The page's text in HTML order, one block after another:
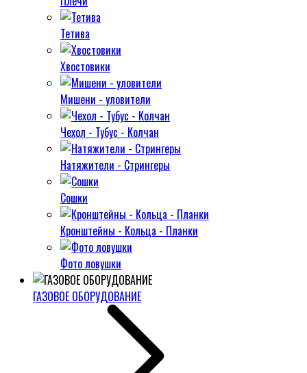
Тетива
Хвостовики
Мишени - уловители
Чехол - Тубус - Колчан
Натяжители - Стрингеры
Сошки
Кронштейны - Кольца - Планки
Фото ловушки
ГАЗОВОЕ ОБОРУДОВАНИЕ